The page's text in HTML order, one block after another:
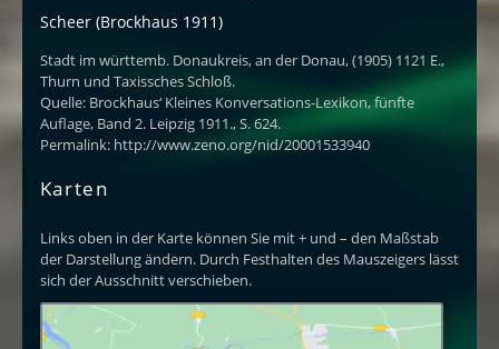
Scheer (Brockhaus 1911)
Stadt im württemb. Donaukreis, an der Donau, (1905) 1121 E.,
Thurn und Taxissches Schloß.
Quelle: Brockhaus‘ Kleines Konversations-Lexikon, fünfte
Auflage, Band 2. Leipzig 1911., S. 624.
Permalink: http://www.zeno.org/nid/20001533940
Karten
Links oben in der Karte können Sie mit + und – den Maßstab
der Darstellung ändern. Durch Festhalten des Mauszeigers lässt
sich der Ausschnitt verschieben.